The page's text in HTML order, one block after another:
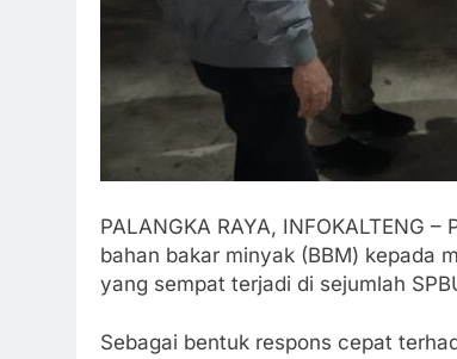
PALANGKA RAYA, INFOKALTENG
bahan bakar minyak (BBM) kepada
yang sempat terjadi di sejumlah
Sebagai bentuk respons cepat